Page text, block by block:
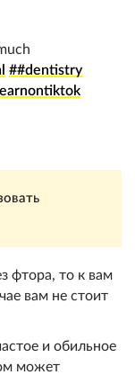
##dentistry
фтора, то к вам
вам не стоит
и обильное
может